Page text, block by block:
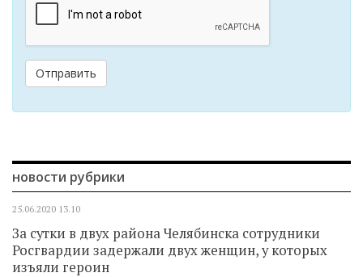
Отправить
новости рубрики
25.06.2020 13.10
За сутки в двух района Челябинска сотрудники
Росгвардии задержали двух женщин, у которых
изъяли героин